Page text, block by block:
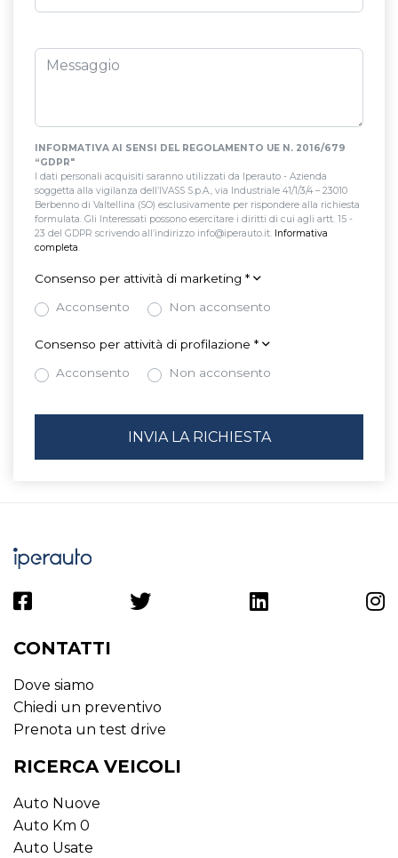
INFORMATIVA AI SENSI DEL REGOLAMENTO UE N. 2016/679
“GDPR"
I dati personali acquisiti saranno utilizzati da Iperauto - Azienda
soggetta alla vigilanza dell’IVASS S.p.A., via Industriale 41/1/3/4 – 23010
Berbenno di Valtellina (SO) esclusivamente per rispondere alla richiesta
formulata. Gli Interessati possono esercitare i diritti di cui agli artt. 15 -
23 del GDPR scrivendo all’indirizzo info@iperauto.it. Informativa
completa.
Consenso per attività di marketing *
Acconsento
Non acconsento
Consenso per attività di profilazione *
Acconsento
Non acconsento
CONTATTI
Dove siamo
Chiedi un preventivo
Prenota un test drive
RICERCA VEICOLI
Auto Nuove
Auto Km 0
Auto Usate